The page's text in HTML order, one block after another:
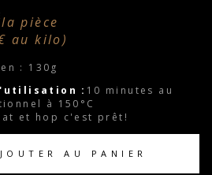
pièce
au kilo)
: 130g
: 10 minutes au
à 150°C
et hop c'est prêt!
AU PANIER